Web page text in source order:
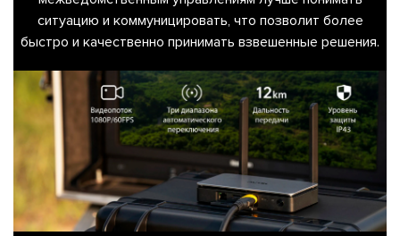
ситуацию и коммуницировать, что позволит более
быстро и качественно принимать взвешенные решения.